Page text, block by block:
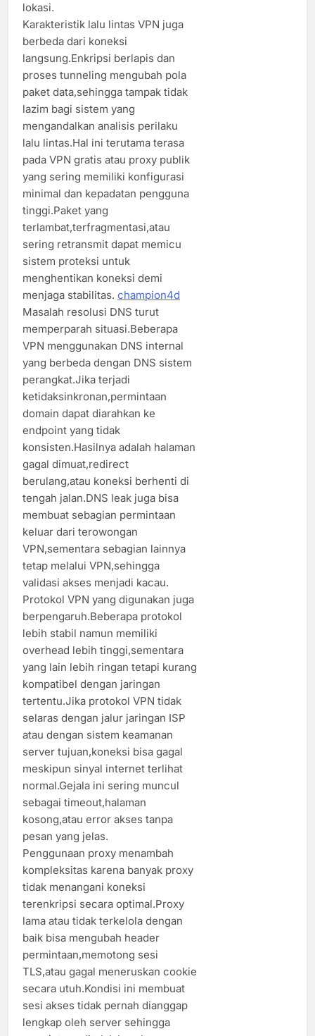
lokasi.
Karakteristik lalu lintas VPN juga
berbeda dari koneksi
langsung.Enkripsi berlapis dan
proses tunneling mengubah pola
paket data,sehingga tampak tidak
lazim bagi sistem yang
mengandalkan analisis perilaku
lalu lintas.Hal ini terutama terasa
pada VPN gratis atau proxy publik
yang sering memiliki konfigurasi
minimal dan kepadatan pengguna
tinggi.Paket yang
terlambat,terfragmentasi,atau
sering retransmit dapat memicu
sistem proteksi untuk
menghentikan koneksi demi
menjaga stabilitas. champion4d
Masalah resolusi DNS turut
memperparah situasi.Beberapa
VPN menggunakan DNS internal
yang berbeda dengan DNS sistem
perangkat.Jika terjadi
ketidaksinkronan,permintaan
domain dapat diarahkan ke
endpoint yang tidak
konsisten.Hasilnya adalah halaman
gagal dimuat,redirect
berulang,atau koneksi berhenti di
tengah jalan.DNS leak juga bisa
membuat sebagian permintaan
keluar dari terowongan
VPN,sementara sebagian lainnya
tetap melalui VPN,sehingga
validasi akses menjadi kacau.
Protokol VPN yang digunakan juga
berpengaruh.Beberapa protokol
lebih stabil namun memiliki
overhead lebih tinggi,sementara
yang lain lebih ringan tetapi kurang
kompatibel dengan jaringan
tertentu.Jika protokol VPN tidak
selaras dengan jalur jaringan ISP
atau dengan sistem keamanan
server tujuan,koneksi bisa gagal
meskipun sinyal internet terlihat
normal.Gejala ini sering muncul
sebagai timeout,halaman
kosong,atau error akses tanpa
pesan yang jelas.
Penggunaan proxy menambah
kompleksitas karena banyak proxy
tidak menangani koneksi
terenkripsi secara optimal.Proxy
lama atau tidak terkelola dengan
baik bisa mengubah header
permintaan,memotong sesi
TLS,atau gagal meneruskan cookie
secara utuh.Kondisi ini membuat
sesi akses tidak pernah dianggap
lengkap oleh server sehingga